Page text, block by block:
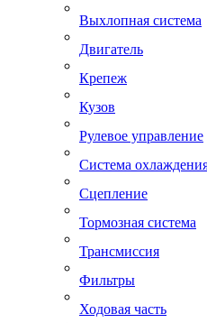
Выхлопная система
Двигатель
Крепеж
Кузов
Рулевое управление
Система
Сцепление
Тормозная система
Трансмиссия
Фильтры
Ходовая часть